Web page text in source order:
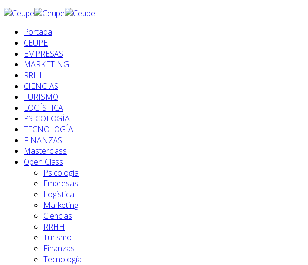
Portada
CEUPE
EMPRESAS
MARKETING
RRHH
CIENCIAS
TURISMO
LOGÍSTICA
PSICOLOGÍA
TECNOLOGÍA
FINANZAS
Masterclass
Open Class
Psicología
Empresas
Logística
Marketing
Ciencias
RRHH
Turismo
Finanzas
Tecnología